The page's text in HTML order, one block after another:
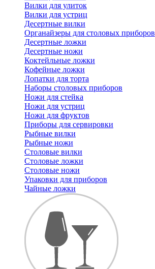
Вилки для улиток
Вилки для устриц
Десертные вилки
Органайзеры для столовых приборов
Десертные ложки
Десертные ножи
Коктейльные ложки
Кофейные ложки
Лопатки для торта
Наборы столовых приборов
Ножи для стейка
Ножи для устриц
Ножи для фруктов
Приборы для сервировки
Рыбные вилки
Рыбные ножи
Столовые вилки
Столовые ложки
Столовые ножи
Упаковки для приборов
Чайные ложки